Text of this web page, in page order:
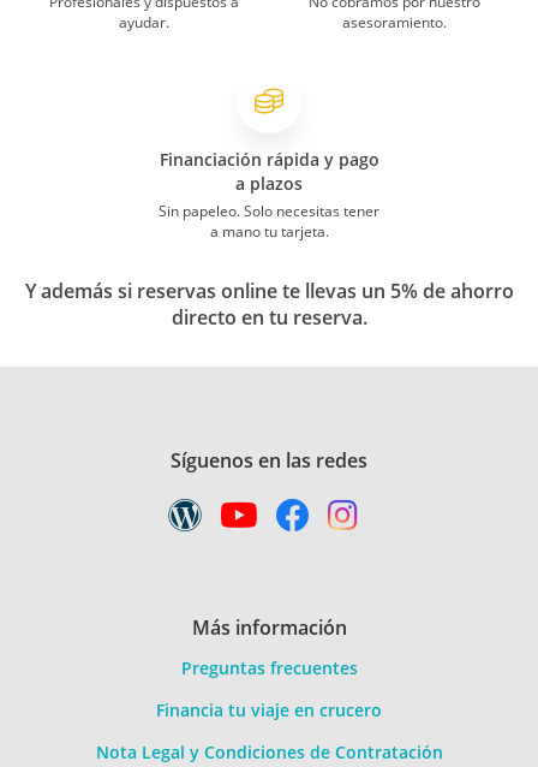
ayudar.
asesoramiento.
Financiación rápida y pago
a plazos
Sin papeleo. Solo necesitas tener
a mano tu tarjeta.
Y además si reservas online te llevas un 5% de ahorro
directo en tu reserva.
Síguenos en las redes
Más información
Preguntas frecuentes
Financia tu viaje en crucero
Nota Legal y Condiciones de Contratación